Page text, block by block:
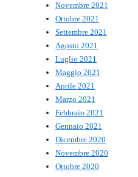
Novembre 2021
Ottobre 2021
Settembre 2021
Agosto 2021
Luglio 2021
Maggio 2021
Aprile 2021
Marzo 2021
Febbraio 2021
Gennaio 2021
Dicembre 2020
Novembre 2020
Ottobre 2020